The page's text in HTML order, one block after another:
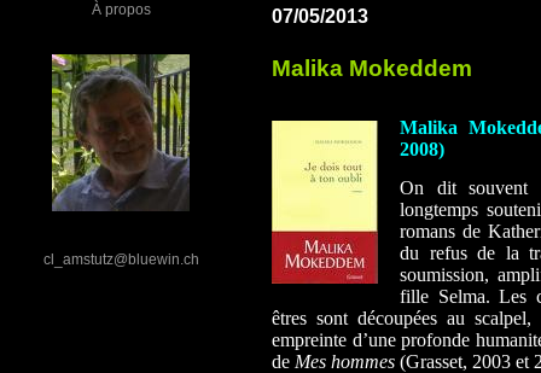
À propos
cl_amstutz@bluewin.ch
07/05/2013
Malika Mokeddem
Malika
2008)
On dit souvent
longtemps
romans de
du refus de la
soumission,
fille Selma. Les
êtres sont découpées au
empreinte d’une profonde
de Mes hommes (Grasset, 2003 et